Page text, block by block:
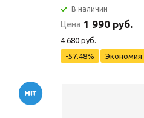
В наличии
Цена 1 990 руб.
4 680 руб.
-57.48%
Экономия